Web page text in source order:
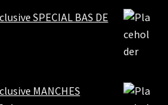
SPECIAL BAS DE
MANCHES